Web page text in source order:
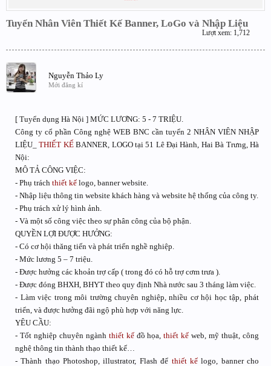
Tuyển Nhân Viên Thiết Kế Banner, LoGo và Nhập Liệu
Lượt xem: 1,712
Nguyễn Thảo Ly
Mới đăng kí
[ Tuyển dụng Hà Nội ] MỨC LƯƠNG: 5 - 7 TRIỆU.
Công ty cổ phần Công nghệ WEB BNC cần tuyển 2 NHÂN VIÊN NHẬP
LIỆU_THIẾT KẾBANNER, LOGO tại 51 Lê Đại Hành, Hai Bà Trưng, Hà
Nội:
MÔ TẢ CÔNG VIỆC:
- Phụ trách thiết kế logo, banner website.
- Nhập liệu thông tin website khách hàng và website hệ thống của công ty.
- Phụ trách xử lý hình ảnh.
- Và một số công việc theo sự phân công của bộ phận.
QUYỀN LỢI ĐƯỢC HƯỞNG:
- Có cơ hội thăng tiến và phát triển nghề nghiệp.
- Mức lương 5 – 7 triệu.
- Được hưởng các khoản trợ cấp ( trong đó có hỗ trợ cơm trưa ).
- Được đóng BHXH, BHYT theo quy định Nhà nước sau 3 tháng làm việc.
- Làm việc trong môi trường chuyên nghiệp, nhiều cơ hội học tập, phát
triển, và được hưởng đãi ngộ phù hợp với năng lực.
YÊU CẦU:
- Tốt nghiệp chuyên ngành thiết kếđồ họa,thiết kế web, mỹ thuật, công
nghệ thông tin thành thạo thiết kế…
- Thành thạo Photoshop, illustrator, Flash để thiết kếlogo, banner cho